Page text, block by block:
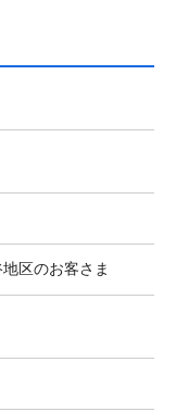
区のお客さま